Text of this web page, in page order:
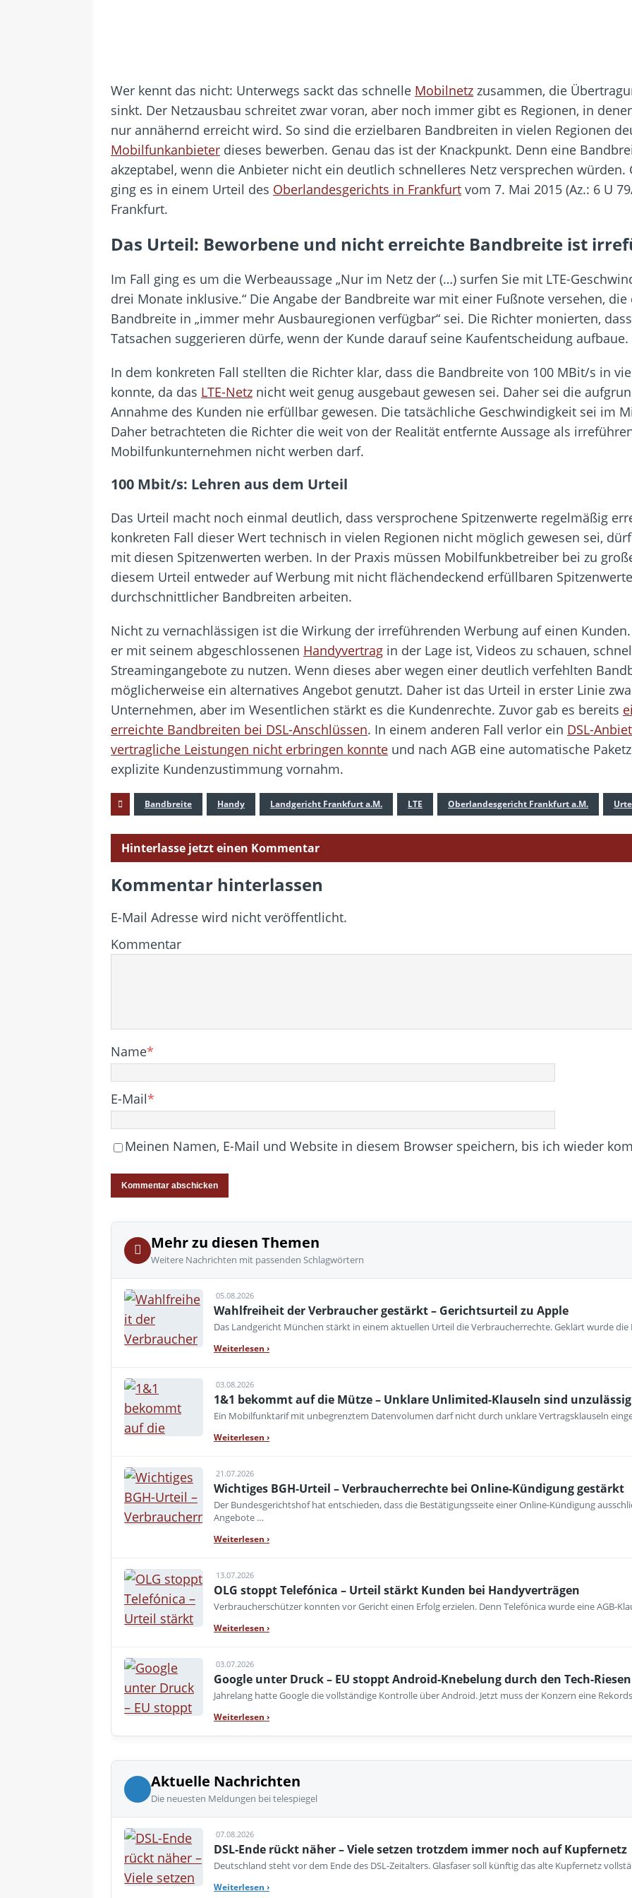
Wer kennt das nicht: Unterwegs sackt das schnelle Mobilnetz zusammen, die
sinkt. Der Netzausbau schreitet zwar voran, aber noch immer gibt es Regionen, in
nur annähernd erreicht wird. So sind die erzielbaren Bandbreiten in vielen Regionen
Mobilfunkanbieter dieses bewerben. Genau das ist der Knackpunkt. Denn eine
akzeptabel, wenn die Anbieter nicht ein deutlich schnelleres Netz versprechen würden.
ging es in einem Urteil des Oberlandesgerichts in Frankfurt vom 7. Mai 2015 (Az.: 6 U
Frankfurt.
Das Urteil: Beworbene und nicht erreichte Bandbreite ist
Im Fall ging es um die Werbeaussage „Nur im Netz der (…) surfen Sie mit LTE-
drei Monate inklusive.“ Die Angabe der Bandbreite war mit einer Fußnote versehen,
Bandbreite in „immer mehr Ausbauregionen verfügbar“ sei. Die Richter monierten,
Tatsachen suggerieren dürfe, wenn der Kunde darauf seine Kaufentscheidung aufbaue.
In dem konkreten Fall stellten die Richter klar, dass die Bandbreite von 100 MBit/s in
konnte, da das LTE-Netz nicht weit genug ausgebaut gewesen sei. Daher sei die
Annahme des Kunden nie erfüllbar gewesen. Die tatsächliche Geschwindigkeit sei im
Daher betrachteten die Richter die weit von der Realität entfernte Aussage als
Mobilfunkunternehmen nicht werben darf.
100 Mbit/s: Lehren aus dem Urteil
Das Urteil macht noch einmal deutlich, dass versprochene Spitzenwerte regelmäßig
konkreten Fall dieser Wert technisch in vielen Regionen nicht möglich gewesen sei,
mit diesen Spitzenwerten werben. In der Praxis müssen Mobilfunkbetreiber bei zu
diesem Urteil entweder auf Werbung mit nicht flächendeckend erfüllbaren
durchschnittlicher Bandbreiten arbeiten.
Nicht zu vernachlässigen ist die Wirkung der irreführenden Werbung auf einen
er mit seinem abgeschlossenen Handyvertrag in der Lage ist, Videos zu schauen,
Streamingangebote zu nutzen. Wenn dieses aber wegen einer deutlich verfehlten
möglicherweise ein alternatives Angebot genutzt. Daher ist das Urteil in erster Linie
Unternehmen, aber im Wesentlichen stärkt es die Kundenrechte. Zuvor gab es bereits
erreichte Bandbreiten bei DSL-Anschlüssen. In einem anderen Fall verlor ein DSL-
vertragliche Leistungen nicht erbringen konnte und nach AGB eine automatische
explizite Kundenzustimmung vornahm.
Bandbreite Handy Landgericht Frankfurt a.M. LTE Oberlandesgericht Frankfurt a.M.
Hinterlasse jetzt einen Kommentar
Kommentar hinterlassen
E-Mail Adresse wird nicht veröffentlicht.
Kommentar
Name*
E-Mail*
Meinen Namen, E-Mail und Website in diesem Browser speichern, bis ich wieder
Mehr zu diesen Themen
Weitere Nachrichten mit passenden Schlagwörtern
05.08.2026
Wahlfreiheit der Verbraucher gestärkt – Gerichtsurteil zu Apple
Das Landgericht München stärkt in einem aktuellen Urteil die Verbraucherrechte. Geklärt wurde die
Weiterlesen ›
03.08.2026
1&1 bekommt auf die Mütze – Unklare Unlimited-Klauseln sind unzulässig
Ein Mobilfunktarif mit unbegrenztem Datenvolumen darf nicht durch unklare Vertragsklauseln
Weiterlesen ›
21.07.2026
Wichtiges BGH-Urteil – Verbraucherrechte bei Online-Kündigung gestärkt
Der Bundesgerichtshof hat entschieden, dass die Bestätigungsseite einer Online-Kündigung
Angebote …
Weiterlesen ›
13.07.2026
OLG stoppt Telefónica – Urteil stärkt Kunden bei Handyverträgen
Verbraucherschützer konnten vor Gericht einen Erfolg erzielen. Denn Telefónica wurde eine AGB-
Weiterlesen ›
03.07.2026
Google unter Druck – EU stoppt Android-Knebelung durch den Tech-Riesen
Jahrelang hatte Google die vollständige Kontrolle über Android. Jetzt muss der Konzern eine
Weiterlesen ›
Aktuelle Nachrichten
Die neuesten Meldungen bei telespiegel
07.08.2026
DSL-Ende rückt näher – Viele setzen trotzdem immer noch auf Kupfernetz
Deutschland steht vor dem Ende des DSL-Zeitalters. Glasfaser soll künftig das alte Kupfernetz
Weiterlesen ›